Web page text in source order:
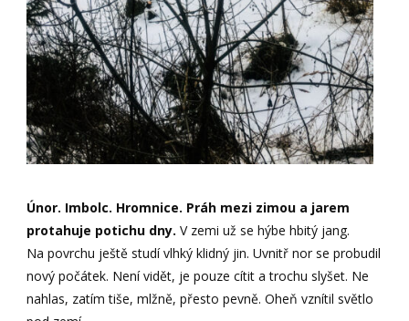
Únor. Imbolc. Hromnice. Práh mezi zimou a jarem
protahuje potichu dny. V zemi už se hýbe hbitý jang.
Na povrchu ještě studí vlhký klidný jin. Uvnitř nor se probudil
nový počátek. Není vidět, je pouze cítit a trochu slyšet. Ne
nahlas, zatím tiše, mlžně, přesto pevně. Oheň vznítil světlo